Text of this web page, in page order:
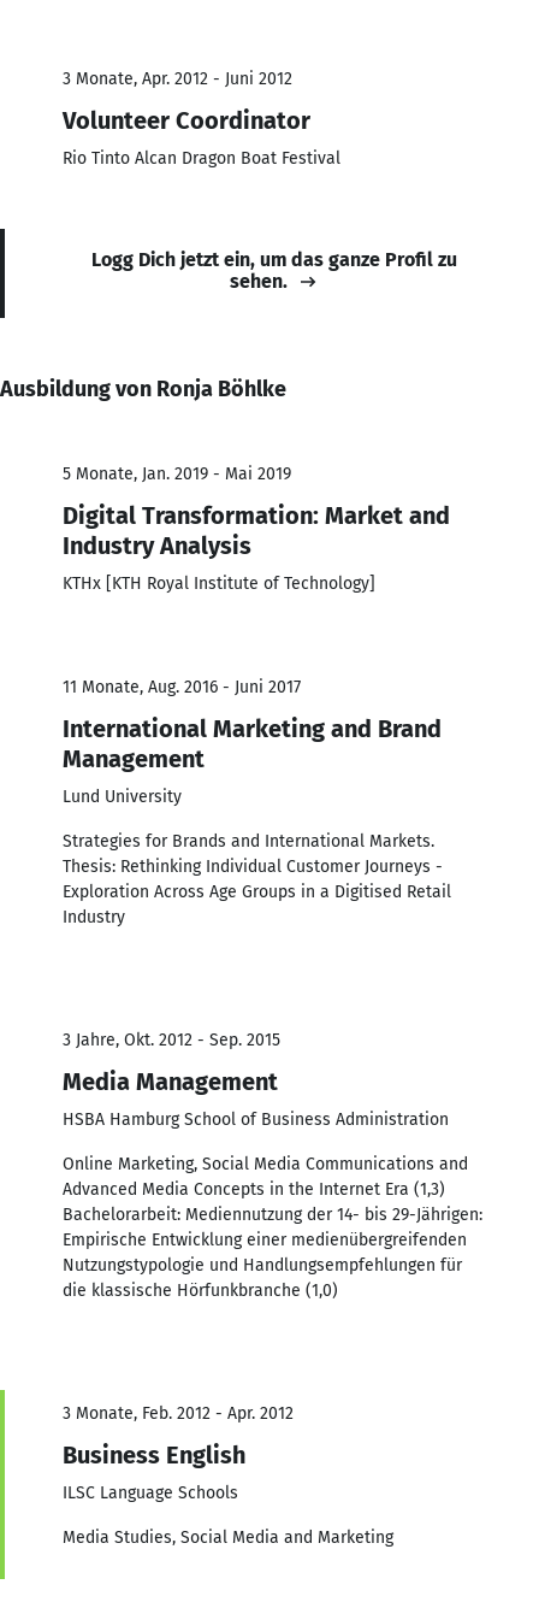
3 Monate, Apr. 2012 - Juni 2012
Volunteer Coordinator
Rio Tinto Alcan Dragon Boat Festival
Logg Dich jetzt ein, um das ganze Profil zu
sehen.
Ausbildung von Ronja Böhlke
5 Monate, Jan. 2019 - Mai 2019
Digital Transformation: Market and
Industry Analysis
KTHx [KTH Royal Institute of Technology]
11 Monate, Aug. 2016 - Juni 2017
International Marketing and Brand
Management
Lund University
Strategies for Brands and International Markets.
Thesis: Rethinking Individual Customer Journeys -
Exploration Across Age Groups in a Digitised Retail
Industry
3 Jahre, Okt. 2012 - Sep. 2015
Media Management
HSBA Hamburg School of Business Administration
Online Marketing, Social Media Communications and
Advanced Media Concepts in the Internet Era (1,3)
Bachelorarbeit: Mediennutzung der 14- bis 29-Jährigen:
Empirische Entwicklung einer medienübergreifenden
Nutzungstypologie und Handlungsempfehlungen für
die klassische Hörfunkbranche (1,0)
3 Monate, Feb. 2012 - Apr. 2012
Business English
ILSC Language Schools
Media Studies, Social Media and Marketing